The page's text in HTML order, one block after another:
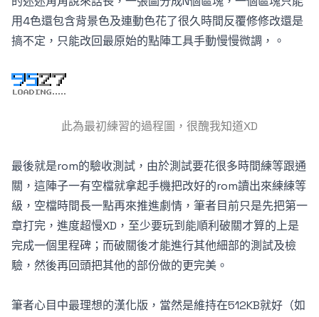
用4色還包含背景色及連動色花了很久時間反覆修修改還是
搞不定，只能改回最原始的點陣工具手動慢慢微調，。
此為最初練習的過程圖，很醜我知道XD
最後就是rom的驗收測試，由於測試要花很多時間練等跟通
關，這陣子一有空檔就拿起手機把改好的rom讀出來練練等
級，空檔時間長一點再來推進劇情，筆者目前只是先把第一
章打完，進度超慢XD，至少要玩到能順利破關才算的上是
完成一個里程碑；而破關後才能進行其他細部的測試及檢
驗，然後再回頭把其他的部份做的更完美。
筆者心目中最理想的漢化版，當然是維持在512KB就好（如